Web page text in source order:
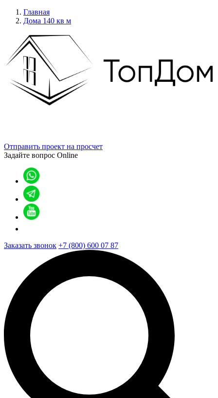
Главная
Дома 140 кв м
Отправить проект на просчет
Задайте вопрос Online
Заказать звонок +7 (800) 600 07 87